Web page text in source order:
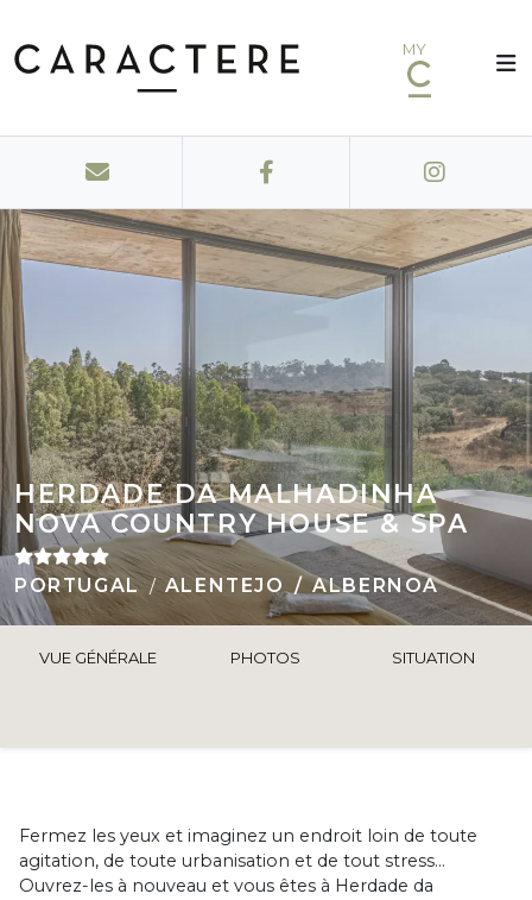
MY
HERDADE DA MALHADINHA
NOVA COUNTRY HOUSE & SPA
PORTUGAL ALENTEJO ALBERNOA
VUE GÉNÉRALE PHOTOS SITUATION
Fermez les yeux et imaginez un endroit loin de toute
agitation, de toute urbanisation et de tout stress...
Ouvrez-les à nouveau et vous êtes à Herdade da